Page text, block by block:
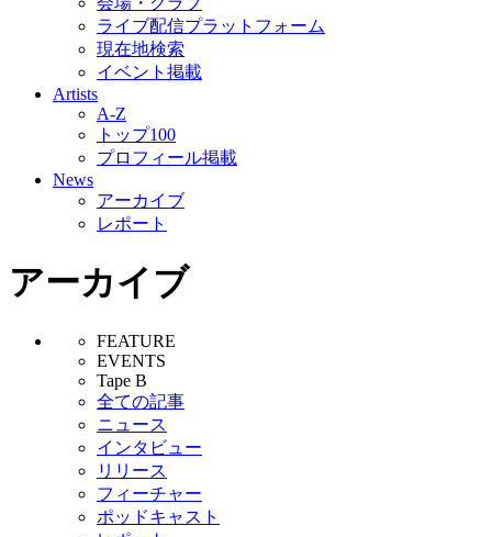
ライブ配信プラットフォーム
現在地検索
イベント掲載
Artists
A-Z
トップ100
プロフィール掲載
News
アーカイブ
レポート
アーカイブ
FEATURE
EVENTS
Tape B
全ての記事
ニュース
インタビュー
リリース
フィーチャー
ポッドキャスト